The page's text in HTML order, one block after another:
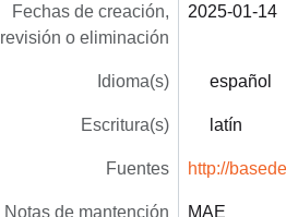
Fechas de creación,
revisión o eliminación
2025-01-14
Idioma(s) español
Escritura(s) latín
Fuentes http://
Notas de mantención MAE